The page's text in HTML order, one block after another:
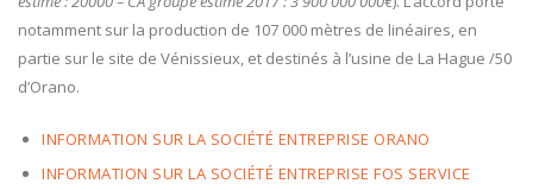
notamment sur la production de 107 000 mètres de linéaires, en
partie sur le site de Vénissieux, et destinés à l’usine de La Hague /50
d’Orano.
INFORMATION SUR LA SOCIÉTÉ ENTREPRISE ORANO
INFORMATION SUR LA SOCIÉTÉ ENTREPRISE FOS SERVICE